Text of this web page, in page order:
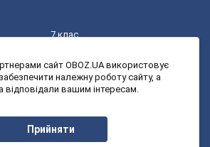
7 клас
9 клас
сайт OBOZ.UA використовує
належну роботу сайту, а
відповідали вашим інтересам.
Прийняти